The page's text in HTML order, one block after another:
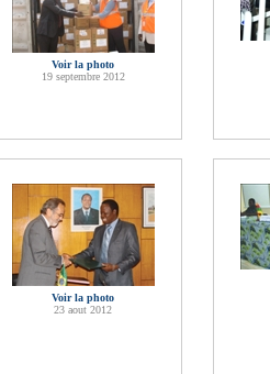
Voir la photo
19 septembre 2012
Voir la photo
23 aout 2012